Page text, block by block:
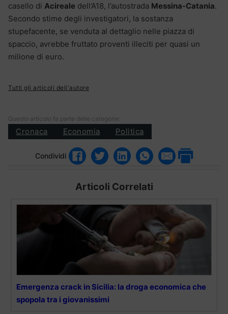
casello di Acireale dell’A18, l’autostrada Messina-Catania.
Secondo stime degli investigatori, la sostanza
stupefacente, se venduta al dettaglio nelle piazza di
spaccio, avrebbe fruttato proventi illeciti per quasi un
milione di euro.
Tutti gli articoli dell'autore
Questo articolo fa parte delle categorie:
Cronaca Economia Politica
Condividi
Articoli Correlati
Emergenza crack in Sicilia: la droga economica che
spopola tra i giovanissimi